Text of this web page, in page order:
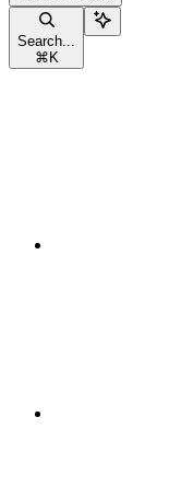
Search...
⌘ K